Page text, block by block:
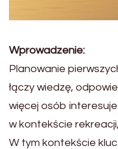
Wprowadzenie:
Planowanie
łączy wiedzę,
więcej osób
w kontekście
W tym kontekście